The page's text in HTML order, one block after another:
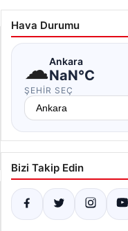
Kurumsal
14:14
Hava Durumu
☁Ankara
NaN°C
ŞEHIR SEÇ
Bizi Takip Edin